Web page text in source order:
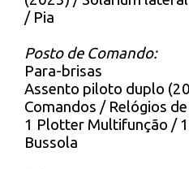
/ Pia
Posto de Comando:
Para-brisas
Assento piloto duplo
Comandos / Relógios
1 Plotter Multifunção /
Bussola